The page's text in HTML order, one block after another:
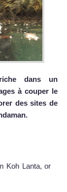
dans un
à couper le
des sites de
Koh Lanta, or